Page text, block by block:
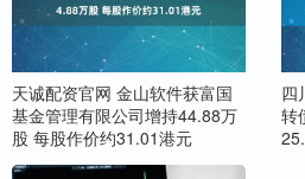
天诚配资官网 金山软件获富国
基金管理有限公司增持44.88万
股 每股作价约31.01港元
四
转